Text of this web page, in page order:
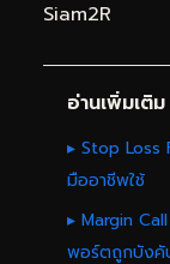
Siam2R
อ่านเพิ่มเติม
▸ Stop Loss
มืออาชีพใช้
▸ Margin
พอร์ตถูกบัง